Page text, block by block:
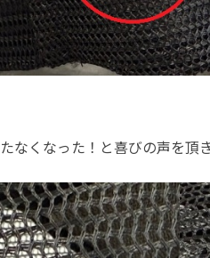
なくなった！と喜びの声を頂